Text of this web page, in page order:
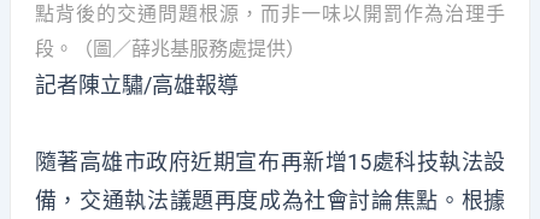
點背後的交通問題根源，而非一味以開罰作為治理手
段。（圖／薛兆基服務處提供）
記者陳立驌/高雄報導
隨著高雄市政府近期宣布再新增15處科技執法設
備，交通執法議題再度成為社會討論焦點。根據